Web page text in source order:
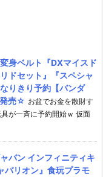
身ベルト『DXマイスド
ドセット』『スペシャ
りきり予約【バンダ
売☆ お盆でお金を散財す
が一斉に予約開始ｗ 仮面
バン インフィニティキ
バリオン』食玩プラモ